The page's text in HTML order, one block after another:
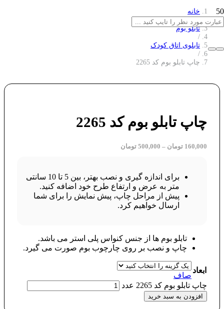
خانه
/
تابلو بوم
/
تابلوی اتاق کودک
/
چاپ تابلو بوم کد 2265
چاپ تابلو بوم کد 2265
160,000 تومان –
500,000 تومان
برای اندازه گیری و نصب بهتر، بین 5 تا 10 سانتی
متر به عرض و ارتفاع طرح خود اضافه کنید.
پیش از مراحل چاپ، پیش نمایش را برای شما
ارسال خواهیم کرد.
تابلو بوم ها از جنس کنواس پلی استر می باشد.
چاپ و نصب بر روی چارچوب بوم صورت می گیرد.
ابعاد
صاف
چاپ تابلو بوم کد 2265 عدد
افزودن به سبد خرید